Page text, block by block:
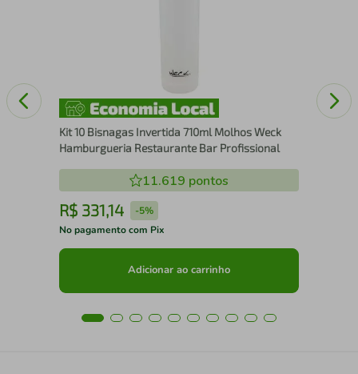
Kit 10 Bisnagas Invertida 710ml Molhos Weck
Hamburgueria Restaurante Bar Profissional
11.619 pontos
R$ 331,14 -5%
No pagamento com Pix
Adicionar ao carrinho